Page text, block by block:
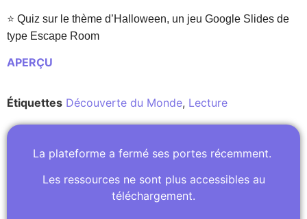
⭐ Quiz sur le thème d’Halloween, un jeu Google Slides de
type Escape Room
APERÇU
Étiquettes Découverte du Monde, Lecture
La plateforme a fermé ses portes récemment.
Les ressources ne sont plus accessibles au
téléchargement.